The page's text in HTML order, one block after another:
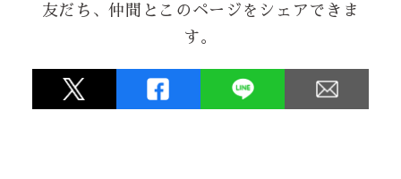
★★★★★
質ともに素晴らしくとても評判が良かったです。
友だち、仲間とこのページをシェアできま
す。